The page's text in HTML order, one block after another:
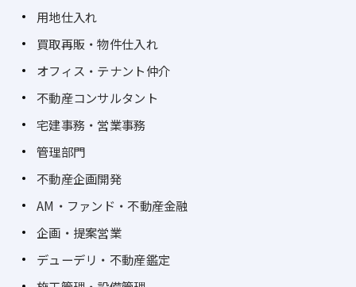
用地仕入れ
買取再販・物件仕入れ
オフィス・テナント仲介
不動産コンサルタント
宅建事務・営業事務
管理部門
不動産企画開発
AM・ファンド・不動産金融
企画・提案営業
デューデリ・不動産鑑定